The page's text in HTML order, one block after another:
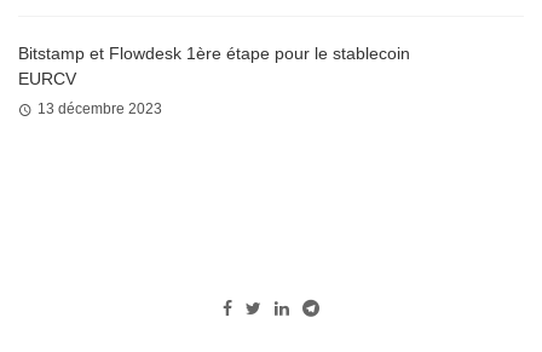
Bitstamp et Flowdesk 1ère étape pour le stablecoin
EURCV
13 décembre 2023